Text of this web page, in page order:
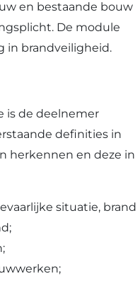
en bestaande bouw
De module
in brandveiligheid.
is de deelnemer
definities in
herkennen en deze in
situatie, brand